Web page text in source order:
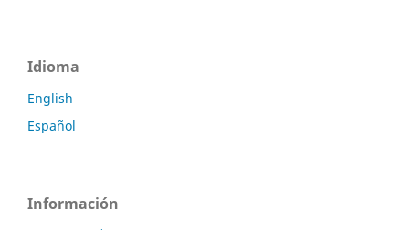
Idioma
English
Español
Información